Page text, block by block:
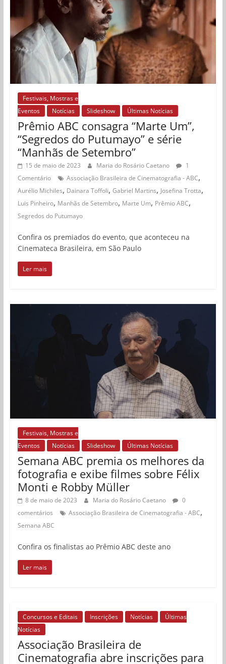
Festivais, Mostras e
Eventos
Notícias Slideshow Últimas Notícias
Prêmio ABC consagra “Marte Um”,
“Segredos do Putumayo” e série
“Manhãs de Setembro”
15 de maio de 2023 Maria do Rosário Caetano
1
Comentário
Associação Brasileira de Cinematografia - ABC,
Aurélio Michiles, Dainara Toffoli, Gabriel Martins, Josefina Trotta,
Luis Pinheiro, Manhãs de Setembro, Marte Um, Prêmio ABC,
Segredos do Putumayo
Confira os premiados do evento, que aconteceu na
Cinemateca Brasileira, em São Paulo
Ler mais
Festivais, Mostras e
Eventos
Notícias Slideshow Últimas Notícias
Semana ABC premia os melhores da
fotografia e exibe filmes sobre Félix
Monti e Robby Müller
8 de maio de 2023 Maria do Rosário Caetano
0
comentários
Associação Brasileira de Cinematografia - ABC,
Semana ABC
Confira os finalistas ao Prêmio ABC deste ano
Ler mais
Concursos e Editais Inscrições Notícias
Últimas
Notícias
Associação Brasileira de
Cinematografia abre inscrições para